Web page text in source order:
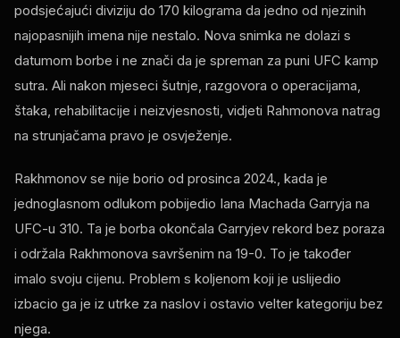
podsjećajući diviziju do 170 kilograma da jedno od njezinih
najopasnijih imena nije nestalo. Nova snimka ne dolazi s
datumom borbe i ne znači da je spreman za puni UFC kamp
sutra. Ali nakon mjeseci šutnje, razgovora o operacijama,
štaka, rehabilitacije i neizvjesnosti, vidjeti Rahmonova natrag
na strunjačama pravo je osvježenje.
Rakhmonov se nije borio od prosinca 2024., kada je
jednoglasnom odlukom pobijedio Iana Machada Garryja na
UFC-u 310. Ta je borba okončala Garryjev rekord bez poraza
i održala Rakhmonova savršenim na 19-0. To je također
imalo svoju cijenu. Problem s koljenom koji je uslijedio
izbacio ga je iz utrke za naslov i ostavio velter kategoriju bez
njega.